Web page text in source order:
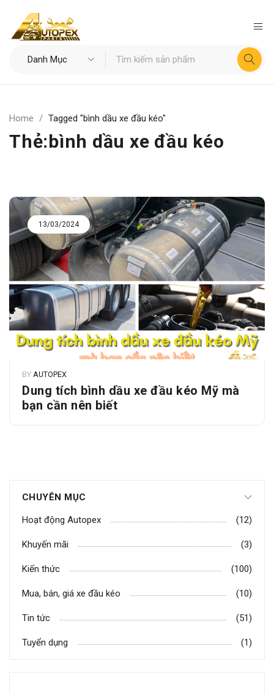
Thẻ:bình dầu xe đầu kéo
Home / Tagged "bình dầu xe đầu kéo"
13/03/2024
BY AUTOPEX
Dung tích bình dầu xe đầu kéo Mỹ mà
bạn cần nên biết
CHUYÊN MỤC
Hoạt động Autopex (12)
Khuyến mãi (3)
Kiến thức (100)
Mua, bán, giá xe đầu kéo (10)
Tin tức (51)
Tuyển dụng (1)